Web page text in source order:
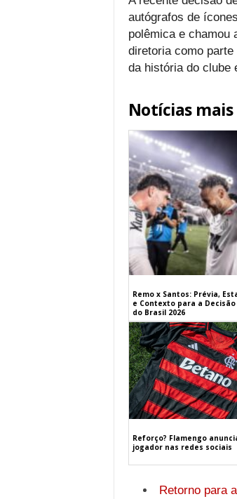
autógrafos de
polêmica e chamou
diretoria como
da história do clube
Notícias mais
Remo x Santos: Prévia,
e Contexto para a Decisão
do Brasil 2026
Reforço? Flamengo
jogador nas redes sociais
Retorno para